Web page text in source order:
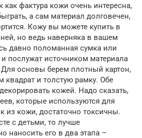
как фактура кожи очень интересна,
а сам материал долговечен,
Кожу вы можете купить в
но ведь наверняка в вашем
давно поломанная сумка или
послужат источником материала
основы берем плотный картон,
квадрат и толстую рамку. Обе
кожей. Надо сказать,
которые используются для
из кожи, достаточно токсичны.
с детьми, то лучше
наносить его в два этапа –